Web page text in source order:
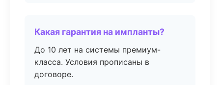
Какая гарантия на импланты?
До 10 лет на системы премиум-
класса. Условия прописаны в
договоре.